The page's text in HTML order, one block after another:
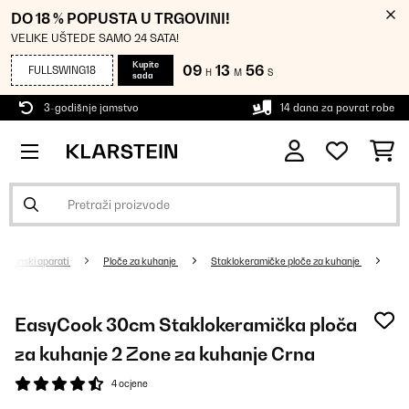
DO 18 % POPUSTA U TRGOVINI!
VELIKE UŠTEDE SAMO 24 SATA!
FULLSWING18
Kupite
sada
09 H 13 M 55 S
3-godišnje jamstvo 14 dana za povrat robe
aparati Ploče za kuhanje Staklokeramičke ploče za kuhanje
EasyCook 30cm Staklokeramička ploča
za kuhanje 2 Zone za kuhanje Crna
4 ocjene